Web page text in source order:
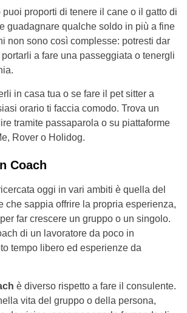
proporti di tenere il cane o il gatto di
guadagnare qualche soldo in più a fine
non sono così complesse: potresti dar
portarli a fare una passeggiata o tenergli
in casa tua o se fare il pet sitter a
orario ti faccia comodo. Trova un
tramite passaparola o su piattaforme
Rover o Holidog.
Coach
oggi in vari ambiti è quella del
che sappia offrire la propria esperienza,
far crescere un gruppo o un singolo.
di un lavoratore da poco in
tempo libero ed esperienze da
è diverso rispetto a fare il consulente.
vita del gruppo o della persona,